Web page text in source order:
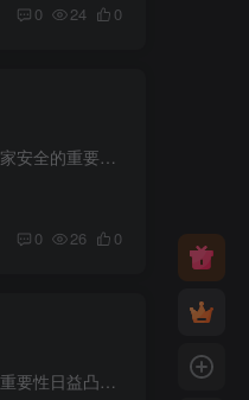
0 24 0
在数字化时代，网络安全已经成为国家安全的重要组成部分。随着信息技术的快速发展，网络犯罪日益增多，全球各国纷纷出台有关网络安全法律法规，以保护公民、企业和政府的数据安全。本文将对这些...
0 26 0
随着数字化转型的加速，网络安全的重要性日益凸显。在这个快节奏发展的时代，各种网络攻击和数据泄露事件频繁发生，促使企业和个人不断更新和加强其安全策略。展望未来，网络安全将继续演进，以...